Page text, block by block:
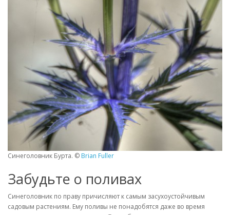
Синеголовник Бурта. © Brian Fuller
Забудьте о поливах
Синеголовник по праву причисляют к самым засухоустойчивым
садовым растениям. Ему поливы не понадобятся даже во время